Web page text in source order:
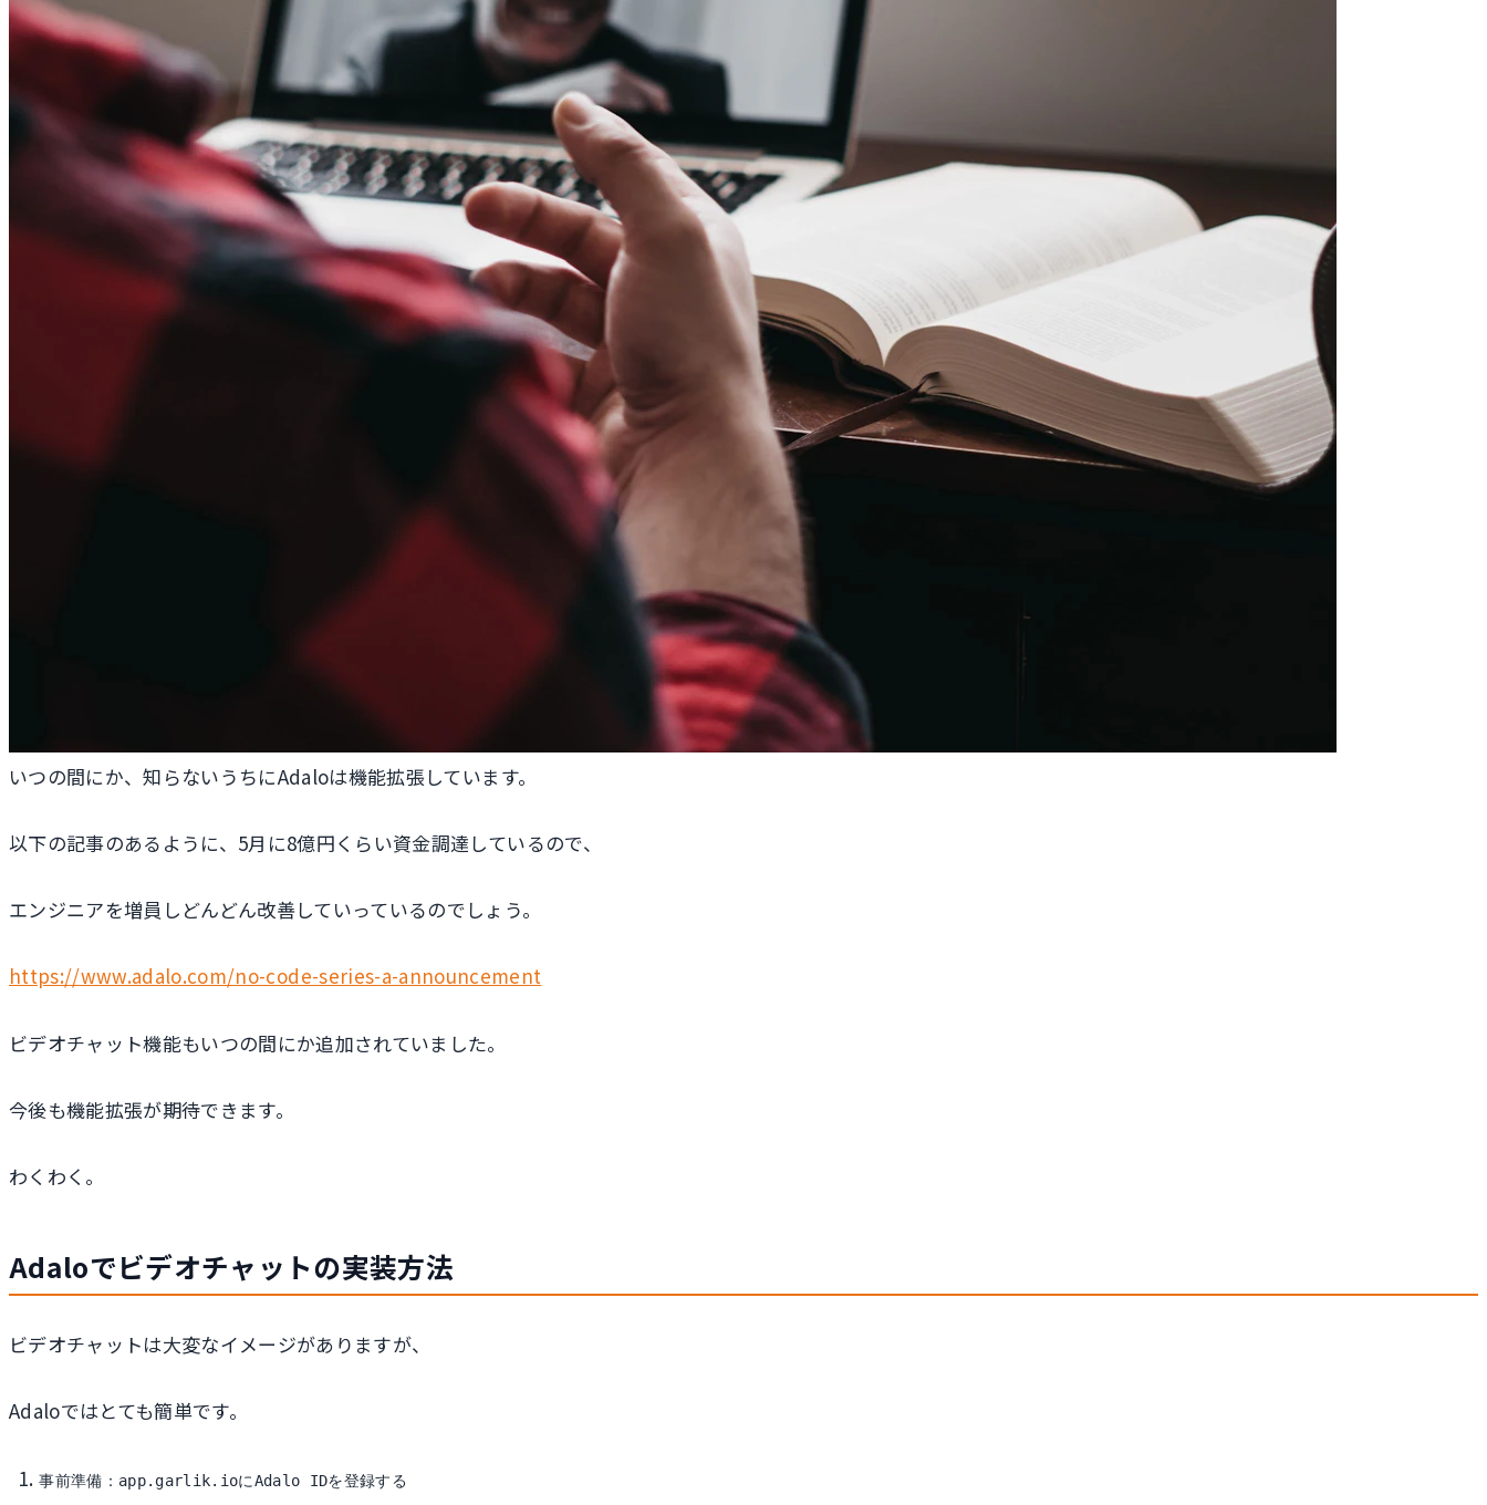
いつの間にか、知らないうちにAdaloは機能拡張しています。
以下の記事のあるように、5月に8億円くらい資金調達しているので、
エンジニアを増員しどんどん改善していっているのでしょう。
https://www.adalo.com/no-code-series-a-announcement
ビデオチャット機能もいつの間にか追加されていました。
今後も機能拡張が期待できます。
わくわく。
Adaloでビデオチャットの実装方法
ビデオチャットは大変なイメージがありますが、
Adaloではとても簡単です。
事前準備：app.garlik.ioにAdalo IDを登録する